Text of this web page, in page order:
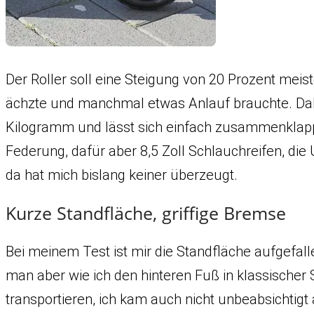
Der Roller soll eine Steigung von 20 Prozent
ächzte und manchmal etwas Anlauf brauchte.
Kilogramm und lässt sich einfach
Federung, dafür aber 8,5 Zoll Schlauchreifen,
da hat mich bislang keiner überzeugt.
Kurze Standfläche, griffige Bremse
Bei meinem Test ist mir die Standfläche
man aber wie ich den hinteren Fuß in
transportieren, ich kam auch nicht